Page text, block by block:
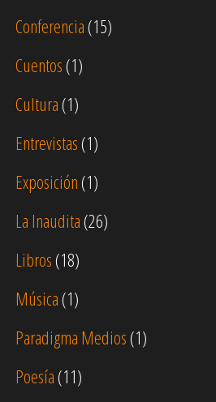
Conferencia (15)
Cuentos (1)
Cultura (1)
Entrevistas (1)
Exposición(1)
La Inaudita(26)
Libros (18)
Música(1)
Paradigma Medios(1)
Poesía(11)